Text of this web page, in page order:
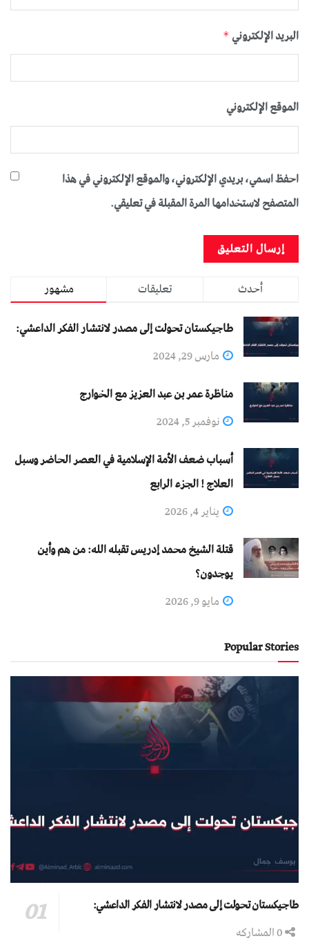
البريد الإلكتروني *
الموقع الإلكتروني
احفظ اسمي، بريدي الإلكتروني، والموقع الإلكتروني في هذا
المتصفح لاستخدامها المرة المقبلة في تعليقي.
مشهور تعليقات
أحدث
طاجيكستان تحولت إلى مصدر لانتشار الفكر الداعشي:
مارس 29, 2024
مناظرة عمر بن عبد العزيز مع الخوارج
نوفمبر 5, 2024
أسباب ضعف الأمة الإسلامية في العصر الحاضر وسبل
العلاج ! الجزء الرابع
يناير 4, 2026
قتلة الشيخ محمد إدريس تقبله الله: من هم وأين
يوجدون؟
مايو 9, 2026
Popular Stories
طاجيكستان تحولت إلى مصدر لانتشار الفكر الداعشي: